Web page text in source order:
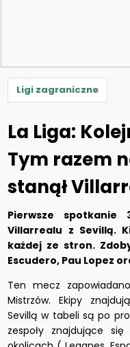
Ligi zagraniczne
La Liga:
Tym razem
stanął
Pierwsze
Villarrealu z Sevillą.
każdej ze stron.
Escudero, Pau Lopez
Ten mecz
Mistrzów. Ekipy
Sevillą w tabeli są po
zespoły znajdujące